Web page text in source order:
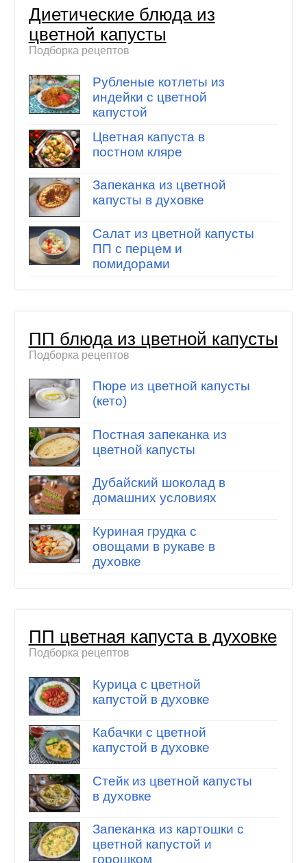
Диетические блюда из
цветной капусты
Подборка рецептов
Рубленые котлеты из
индейки с цветной
капустой
Цветная капуста в
постном кляре
Запеканка из цветной
капусты в духовке
Салат из цветной капусты
ПП с перцем и
помидорами
ПП блюда из цветной капусты
Подборка рецептов
Пюре из цветной капусты
(кето)
Постная запеканка из
цветной капусты
Дубайский шоколад в
домашних условиях
Куриная грудка с
овощами в рукаве в
духовке
ПП цветная капуста в духовке
Подборка рецептов
Курица с цветной
капустой в духовке
Кабачки с цветной
капустой в духовке
Стейк из цветной капусты
в духовке
Запеканка из картошки с
цветной капустой и
горошком